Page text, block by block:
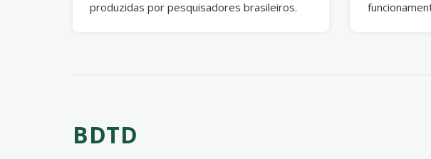
produzidas por pesquisadores brasileiros.
BDTD